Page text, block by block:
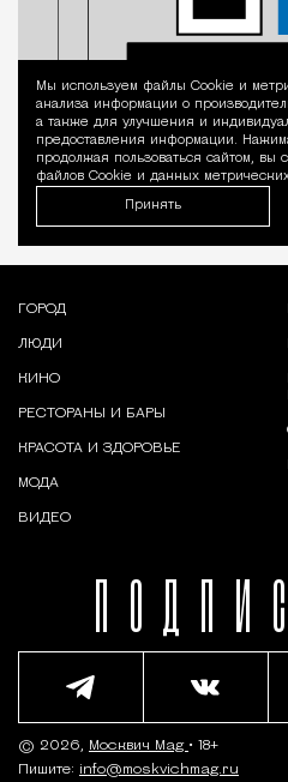
Мы используем файлы Сookie и
анализа информации о
а также для улучшения и
предоставления информации.
продолжая пользоваться сайтом, вы
файлов Cookie и данных
Принять
ГОРОД
ЛЮДИ
КИНО
РЕСТОРАНЫ И БАРЫ
КРАСОТА И ЗДОРОВЬЕ
МОДА
ВИДЕО
© 2026, Москвич Mag • 18+
Пишите: info@moskvichmag.ru